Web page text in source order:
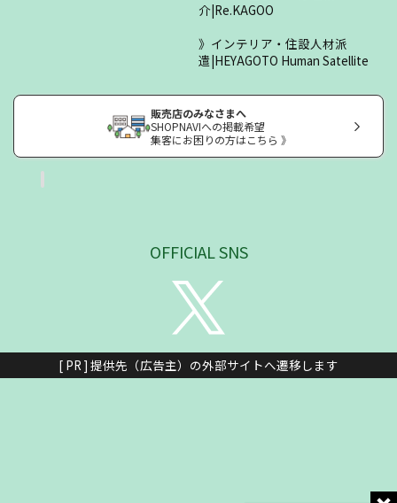
介|Re.KAGOO
インテリア・住設人材派
遣|HEYAGOTO Human Satellite
販売店のみなさまへ
SHOPNAVIへの掲載希望
集客にお困りの方はこちら 》
OFFICIAL SNS
[ PR ] 提供先（広告主）の外部サイトへ遷移します